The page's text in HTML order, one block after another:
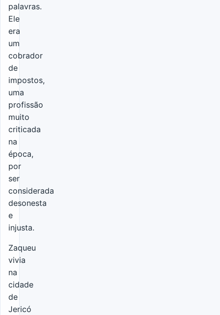
palavras.
Ele
era
um
cobrador
de
impostos,
uma
profissão
muito
criticada
na
época,
por
ser
considerada
desonesta
e
injusta.
Zaqueu
vivia
na
cidade
de
Jericó